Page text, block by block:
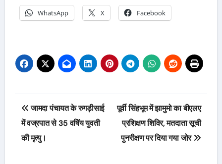
WhatsApp X Facebook
Post
navigation
जामदा पंचायत के रुगड़ीसाई
में वज्रपात से 35 वषिॅय युवती
की मृत्यु।
पूर्वी सिंहभूम में झामुमो का बीएलए
प्रशिक्षण शिविर, मतदाता सूची
पुनरीक्षण पर दिया गया जोर